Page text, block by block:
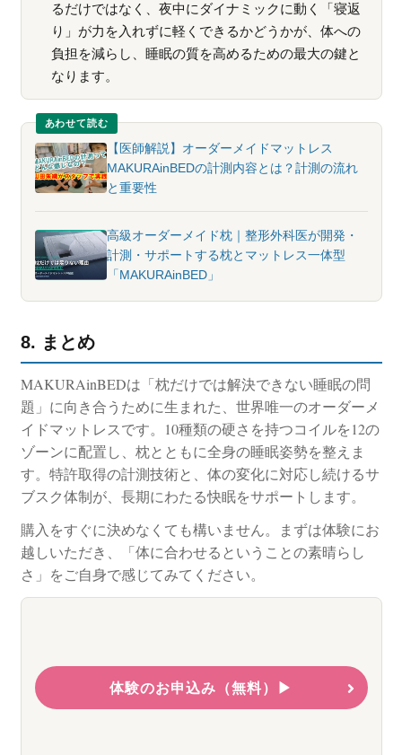
るだけではなく、夜中にダイナミックに動く「寝返
り」が力を入れずに軽くできるかどうかが、体への
負担を減らし、睡眠の質を高めるための最大の鍵と
なります。
あわせて読む
【医師解説】オーダーメイドマットレス
MAKURAinBEDの計測内容とは？計測の流れ
と重要性
高級オーダーメイド枕｜整形外科医が開発・
計測・サポートする枕とマットレス一体型
「MAKURAinBED」
8. まとめ
MAKURAinBEDは「枕だけでは解決できない睡眠の問
題」に向き合うために生まれた、世界唯一のオーダーメ
イドマットレスです。10種類の硬さを持つコイルを12の
ゾーンに配置し、枕とともに全身の睡眠姿勢を整えま
す。特許取得の計測技術と、体の変化に対応し続けるサ
ブスク体制が、長期にわたる快眠をサポートします。
購入をすぐに決めなくても構いません。まずは体験にお
越しいただき、「体に合わせるということの素晴らし
さ」をご自身で感じてみてください。
体験のお申込み（無料）▶